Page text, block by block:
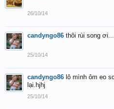
26/10/14
candyngo86 thôi rùi song
25/10/14
candyngo86 lô mình ôm eo
lại.hjhj
25/10/14